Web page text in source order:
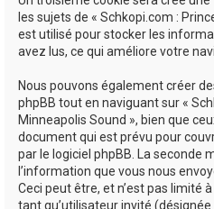
les sujets de « Schkopi.com :
est utilisé pour stocker les
avez lus, ce qui améliore votre
Nous pouvons également créer
phpBB tout en naviguant sur «
Minneapolis Sound », bien que
document qui est prévu pour
par le logiciel phpBB. La seconde
l’information que vous nous
Ceci peut être, et n’est pas limité
tant qu’utilisateur invité